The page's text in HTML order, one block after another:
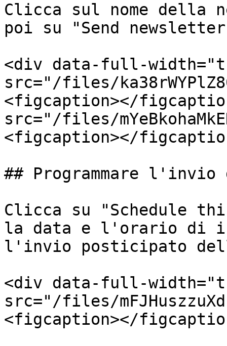
Clicca sul nome della
poi su "Send
<div data-full-
src="/files/
<figcaption></
src="/files/
<figcaption></
## Programmare
Clicca su "Schedule
la data e l'orario di
l'invio posticipato
<div data-full-
src="/files/
<figcaption></